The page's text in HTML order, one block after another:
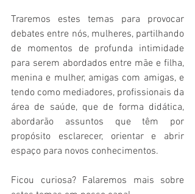
Traremos estes temas para provocar
debates entre nós, mulheres, partilhando
de momentos de profunda intimidade
para serem abordados entre mãe e filha,
menina e mulher, amigas com amigas, e
tendo como mediadores, profissionais da
área de saúde, que de forma didática,
abordarão assuntos que têm por
propósito esclarecer, orientar e abrir
espaço para novos conhecimentos.
Ficou curiosa? Falaremos mais sobre